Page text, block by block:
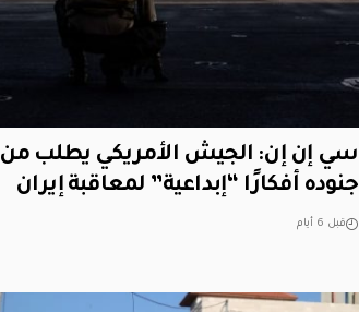
سي إن إن: الجيش الأمريكي يطلب من
جنوده أفكارًا “إبداعية” لمعاقبة إيران
قبل 6 أيام